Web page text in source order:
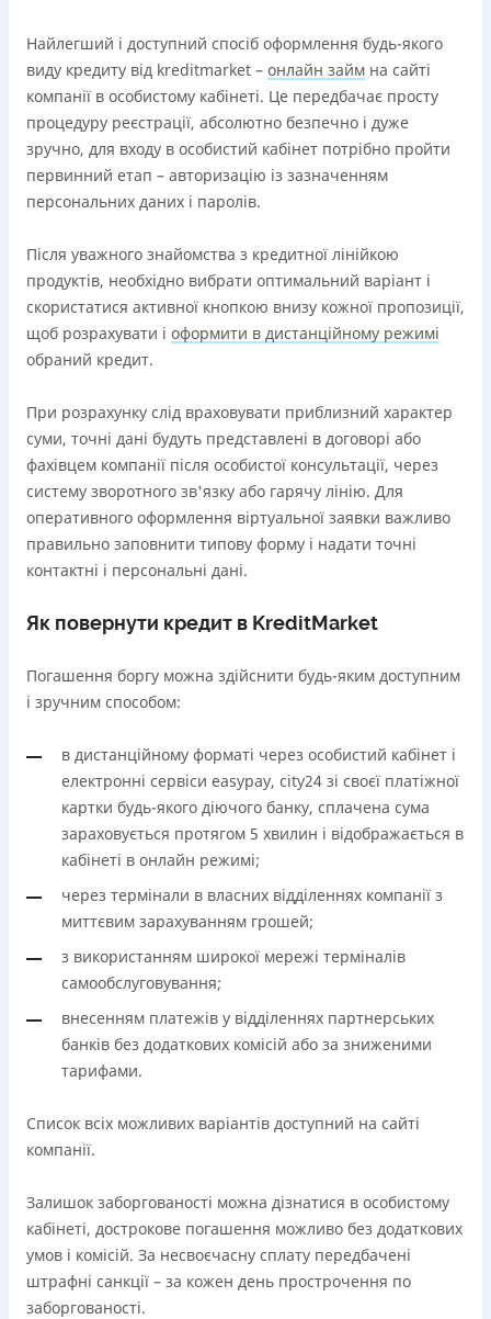
Найлегший і доступний спосіб оформлення будь-якого
виду кредиту від kreditmarket – онлайн займ на сайті
компанії в особистому кабінеті. Це передбачає просту
процедуру реєстрації, абсолютно безпечно і дуже
зручно, для входу в особистий кабінет потрібно пройти
первинний етап – авторизацію із зазначенням
персональних даних і паролів.
Після уважного знайомства з кредитної лінійкою
продуктів, необхідно вибрати оптимальний варіант і
скористатися активної кнопкою внизу кожної пропозиції,
щоб розрахувати і оформити в дистанційному режимі
обраний кредит.
При розрахунку слід враховувати приблизний характер
суми, точні дані будуть представлені в договорі або
фахівцем компанії після особистої консультації, через
систему зворотного зв'язку або гарячу лінію. Для
оперативного оформлення віртуальної заявки важливо
правильно заповнити типову форму і надати точні
контактні і персональні дані.
Як повернути кредит в KreditMarket
Погашення боргу можна здійснити будь-яким доступним
і зручним способом:
в дистанційному форматі через особистий кабінет і
електронні сервіси easypay, city24 зі своєї платіжної
картки будь-якого діючого банку, сплачена сума
зараховується протягом 5 хвилин і відображається в
кабінеті в онлайн режимі;
через термінали в власних відділеннях компанії з
миттєвим зарахуванням грошей;
з використанням широкої мережі терміналів
самообслуговування;
внесенням платежів у відділеннях партнерських
банків без додаткових комісій або за зниженими
тарифами.
Список всіх можливих варіантів доступний на сайті
компанії.
Залишок заборгованості можна дізнатися в особистому
кабінеті, дострокове погашення можливо без додаткових
умов і комісій. За несвоєчасну сплату передбачені
штрафні санкції – за кожен день прострочення по
заборгованості.